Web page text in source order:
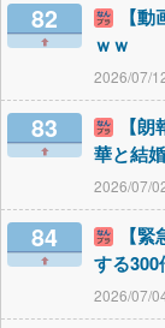
82
【
ｗｗ
2026/07/
83
【
華と結
2026/07/
84
【
する300
2026/07/